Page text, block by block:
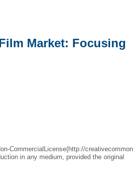
Market: Focusing
CommercialLicense(http://creativecommon
in any medium, provided the original